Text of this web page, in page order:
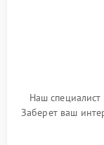
Наш
Заберет ваш